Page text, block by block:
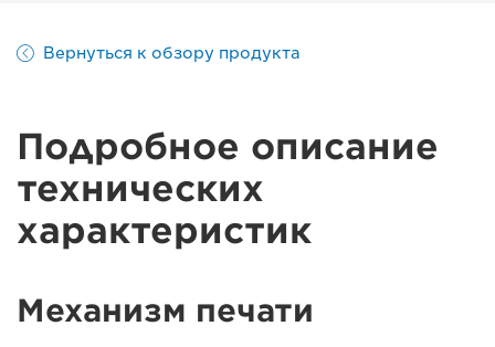
Вернуться к обзору продукта
Подробное описание
технических
характеристик
Механизм печати